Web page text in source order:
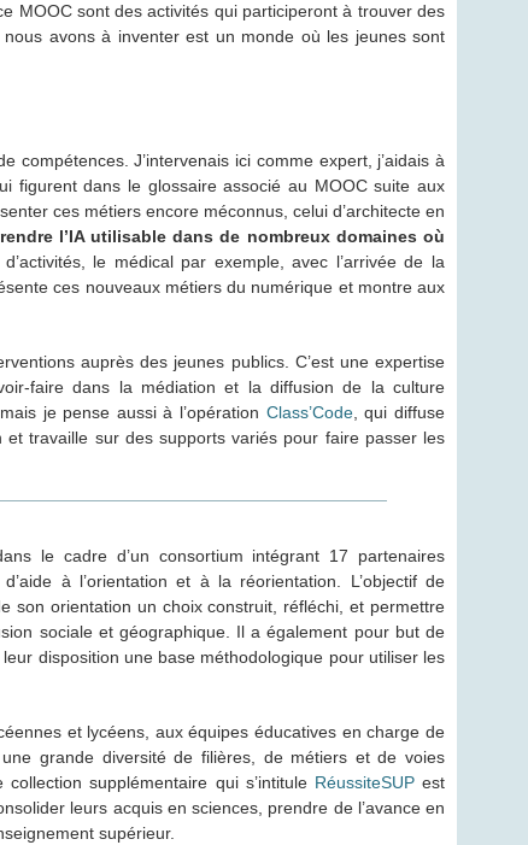
MOOC sont des activités qui participeront à trouver des
avons à inventer est un monde où les jeunes sont
J’intervenais ici comme expert, j’aidais à
figurent dans le glossaire associé au MOOC suite aux
ces métiers encore méconnus, celui d’architecte en
l’IA utilisable dans de nombreux domaines où
le médical par exemple, avec l’arrivée de la
ces nouveaux métiers du numérique et montre aux
auprès des jeunes publics. C’est une expertise
faire dans la médiation et la diffusion de la culture
je pense aussi à l’opération Class’Code, qui diffuse
et travaille sur des supports variés pour faire passer les
le cadre d’un consortium intégrant 17 partenaires
à l’orientation et à la réorientation. L’objectif de
son orientation un choix construit, réfléchi, et permettre
sociale et géographique. Il a également pour but de
disposition une base méthodologique pour utiliser les
et lycéens, aux équipes éducatives en charge de
grande diversité de filières, de métiers et de voies
supplémentaire qui s’intitule RéussiteSUPest
leurs acquis en sciences, prendre de l’avance en
supérieur.